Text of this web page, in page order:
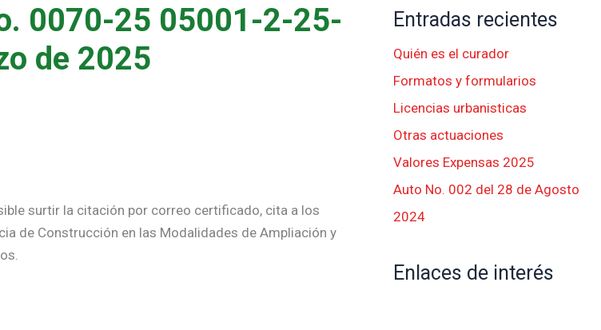
0070-25 05001-2-25-
de 2025
surtir la citación por correo certificado, cita a los
de Construcción en las Modalidades de Ampliación y
Entradas recientes
Quién es el curador
Formatos y formularios
Licencias urbanisticas
Otras actuaciones
Valores Expensas 2025
Auto No. 002 del 28 de Agosto
2024
Enlaces de interés